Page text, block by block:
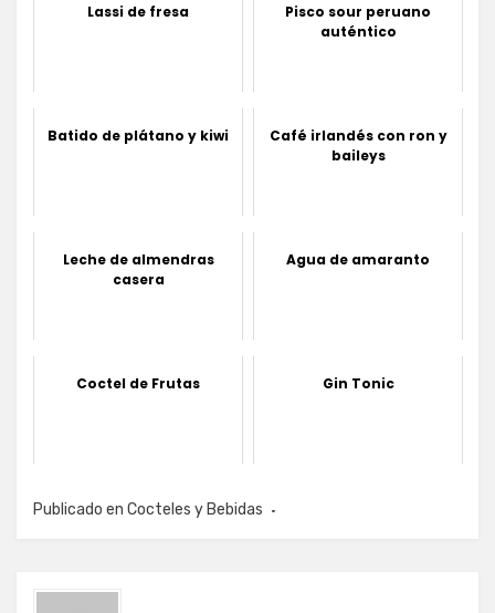
Lassi de fresa
Pisco sour peruano
auténtico
Batido de plátano y kiwi
Café irlandés con ron y
baileys
Leche de almendras
casera
Agua de amaranto
Coctel de Frutas Gin Tonic
Publicado en Cocteles y Bebidas